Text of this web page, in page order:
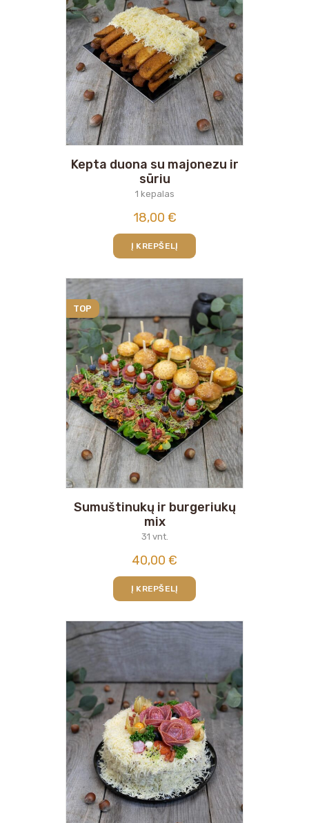
Kepta duona su majonezu ir
sūriu
1 kepalas
18,00 €
Į KREPŠELĮ
TOP
Sumuštinukų ir burgeriukų
mix
31 vnt.
40,00 €
Į KREPŠELĮ